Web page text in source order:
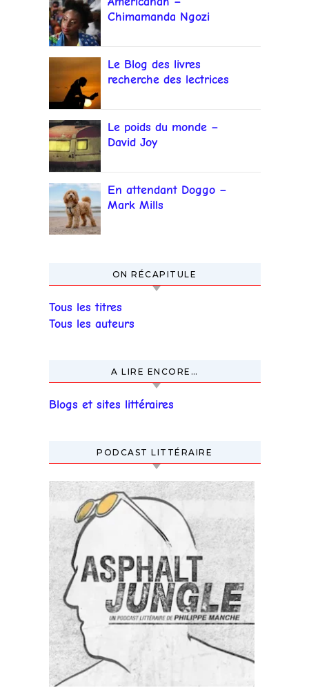
Chimamanda Ngozi
Le Blog des livres
recherche des lectrices
Le poids du monde –
David Joy
En attendant Doggo –
Mark Mills
ON RÉCAPITULE
Tous les titres
Tous les auteurs
A LIRE ENCORE…
Blogs et sites littéraires
PODCAST LITTÉRAIRE